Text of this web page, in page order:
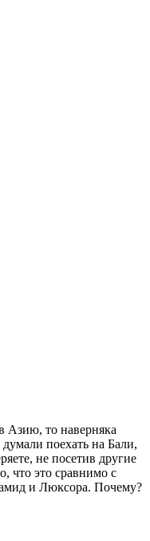
Азию, то наверняка
поехать на Бали,
не посетив другие
что это сравнимо с
и Люксора. Почему?